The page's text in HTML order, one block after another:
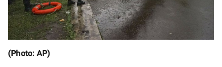
(Photo: AP)